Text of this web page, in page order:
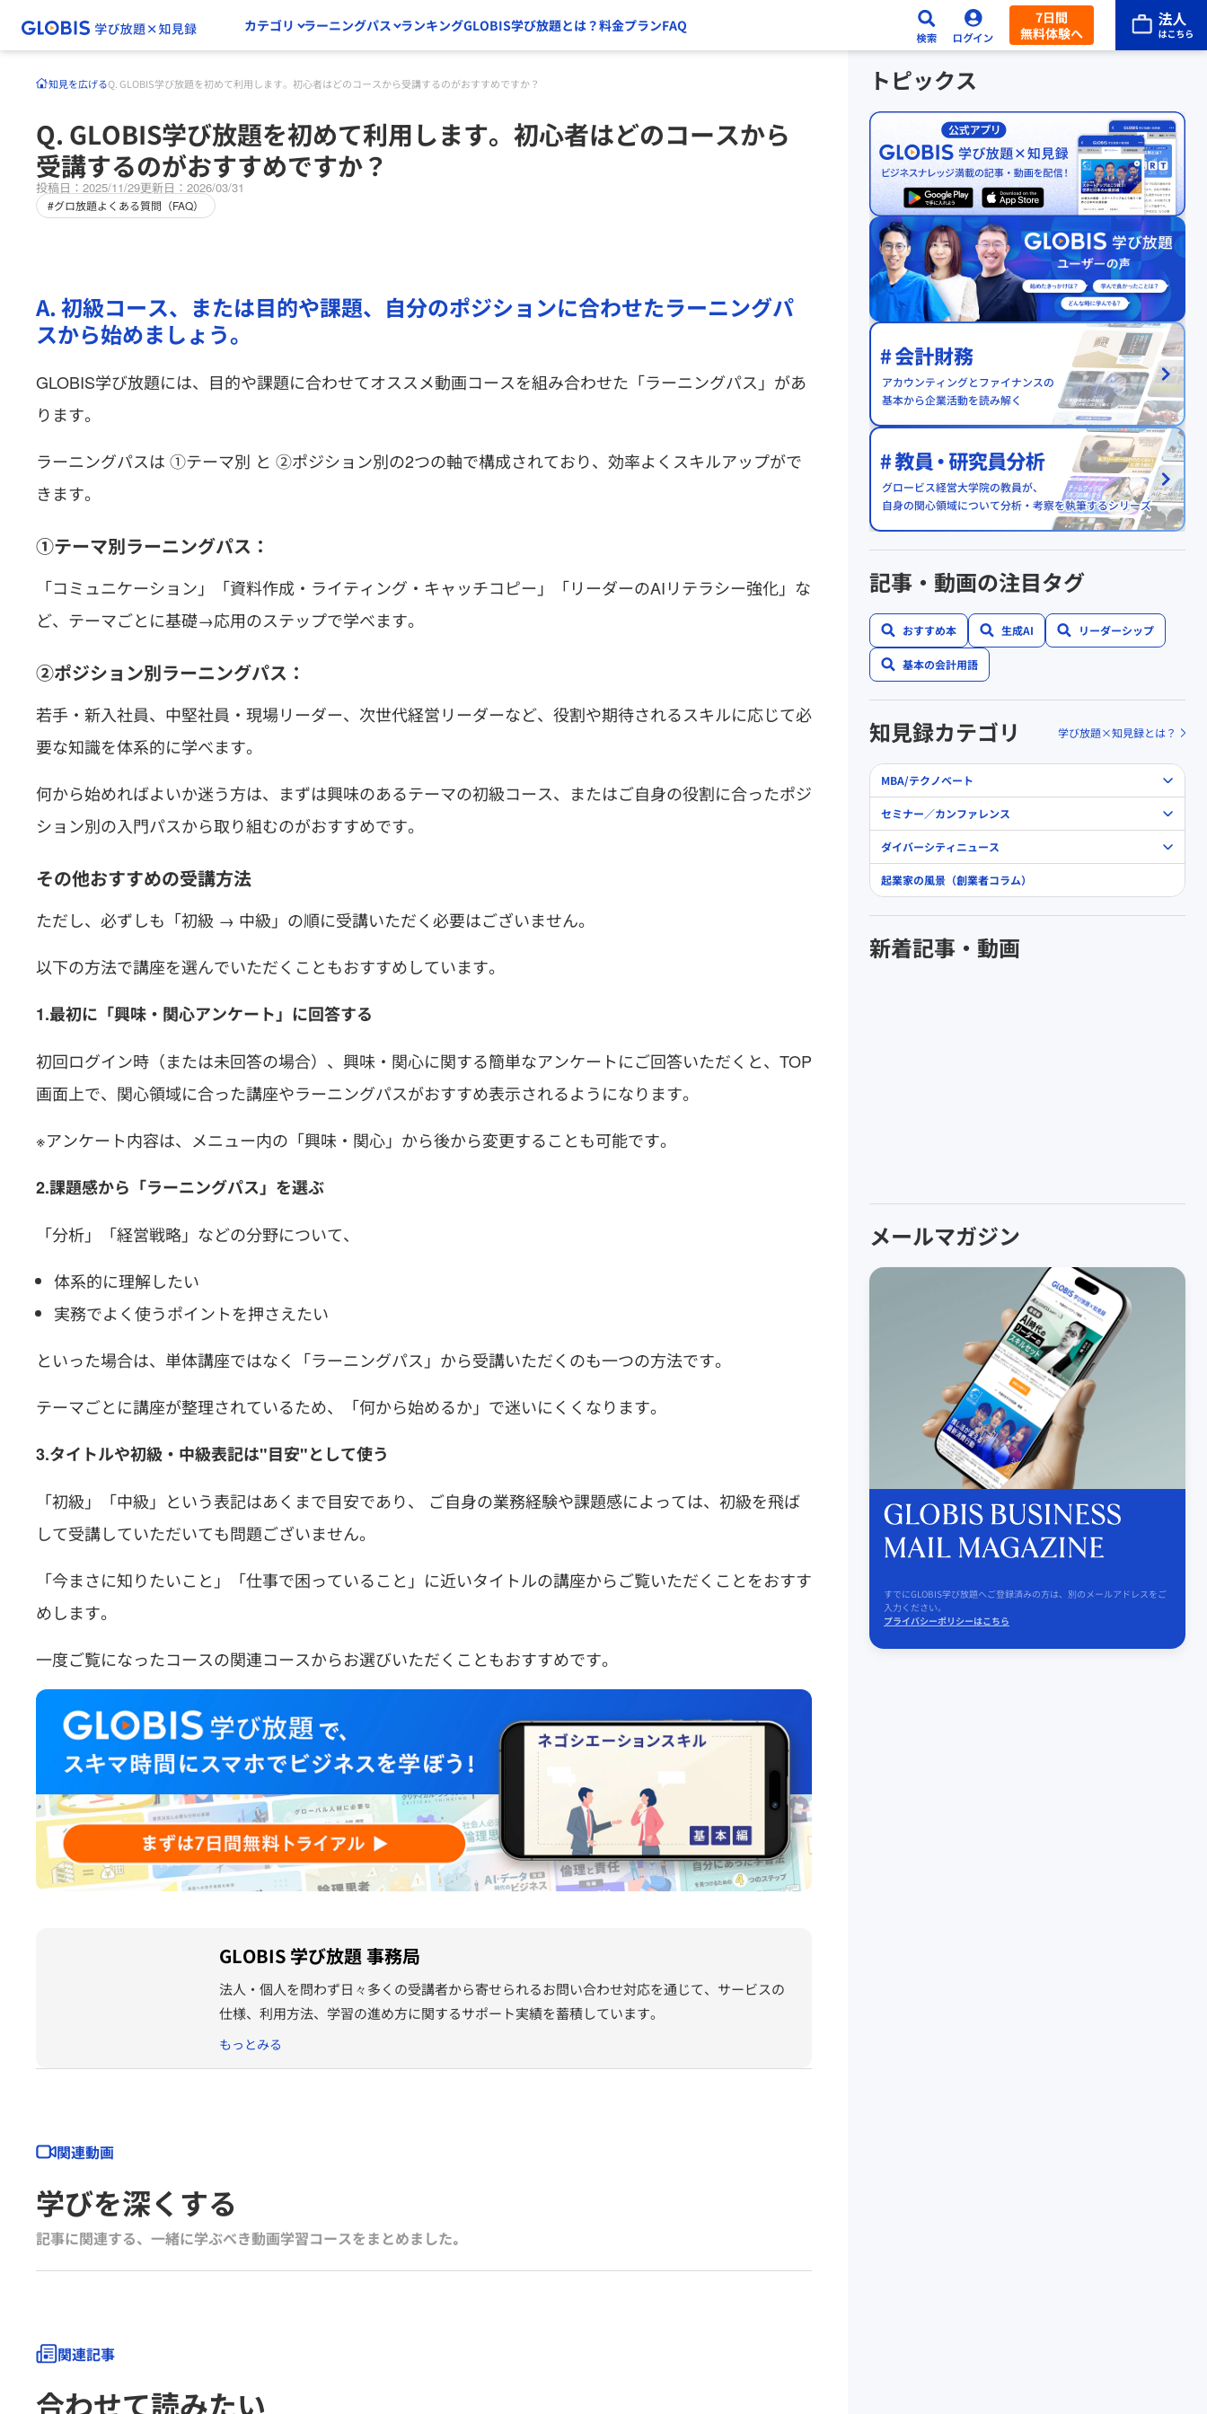
カテゴリ ラーニングパス ランキングGLOBIS学び放題とは？料金プランFAQ
7日間
無料体験へ
知見を広げるQ. GLOBIS学び放題を初めて利用します。初心者はどのコースから受講するのがおすすめですか？
Q. GLOBIS学び放題を初めて利用します。初心者はどのコースから
受講するのがおすすめですか？
投稿日：2025/11/29更新日：2026/03/31
#グロ放題よくある質問（FAQ）
A. 初級コース、または目的や課題、自分のポジションに合わせたラーニングパ
スから始めましょう。
GLOBIS学び放題には、目的や課題に合わせてオススメ動画コースを組み合わせた「ラーニングパス」があ
ります。
ラーニングパスは ①テーマ別 と ②ポジション別の2つの軸で構成されており、効率よくスキルアップがで
きます。
①テーマ別ラーニングパス：
「コミュニケーション」「資料作成・ライティング・キャッチコピー」「リーダーのAIリテラシー強化」な
ど、テーマごとに基礎→応用のステップで学べます。
②ポジション別ラーニングパス：
若手・新入社員、中堅社員・現場リーダー、次世代経営リーダーなど、役割や期待されるスキルに応じて必
要な知識を体系的に学べます。
何から始めればよいか迷う方は、まずは興味のあるテーマの初級コース、またはご自身の役割に合ったポジ
ション別の入門パスから取り組むのがおすすめです。
その他おすすめの受講方法
ただし、必ずしも「初級 → 中級」の順に受講いただく必要はございません。
以下の方法で講座を選んでいただくこともおすすめしています。
1.最初に「興味・関心アンケート」に回答する
初回ログイン時（または未回答の場合）、興味・関心に関する簡単なアンケートにご回答いただくと、TOP
画面上で、関心領域に合った講座やラーニングパスがおすすめ表示されるようになります。
※アンケート内容は、メニュー内の「興味・関心」から後から変更することも可能です。
2.課題感から「ラーニングパス」を選ぶ
「分析」「経営戦略」などの分野について、
体系的に理解したい
実務でよく使うポイントを押さえたい
といった場合は、単体講座ではなく「ラーニングパス」から受講いただくのも一つの方法です。
テーマごとに講座が整理されているため、「何から始めるか」で迷いにくくなります。
3.タイトルや初級・中級表記は"目安"として使う
「初級」「中級」という表記はあくまで目安であり、 ご自身の業務経験や課題感によっては、初級を飛ば
して受講していただいても問題ございません。
「今まさに知りたいこと」「仕事で困っていること」に近いタイトルの講座からご覧いただくことをおすす
めします。
一度ご覧になったコースの関連コースからお選びいただくこともおすすめです。
GLOBIS 学び放題 事務局
法人・個人を問わず日々多くの受講者から寄せられるお問い合わせ対応を通じて、サービスの
仕様、利用方法、学習の進め方に関するサポート実績を蓄積しています。
もっとみる
関連動画
学びを深くする
記事に関連する、一緒に学ぶべき動画学習コースをまとめました｡
関連記事
合わせて読みたい
トピックス
記事・動画の注目タグ
おすすめ本 生成AI リーダーシップ
基本の会計用語
知見録カテゴリ 学び放題×知見録とは？
MBA/テクノベート
セミナー／カンファレンス
ダイバーシティニュース
起業家の風景（創業者コラム）
新着記事・動画
メールマガジン
すでにGLOBIS学び放題へご登録済みの方は、別のメールアドレスをご
入力ください。
プライバシーポリシーはこちら